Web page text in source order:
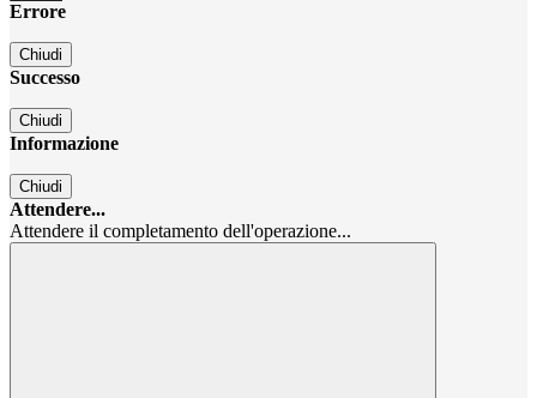
Errore
Chiudi
Successo
Chiudi
Informazione
Chiudi
Attendere...
Attendere il completamento dell'operazione...